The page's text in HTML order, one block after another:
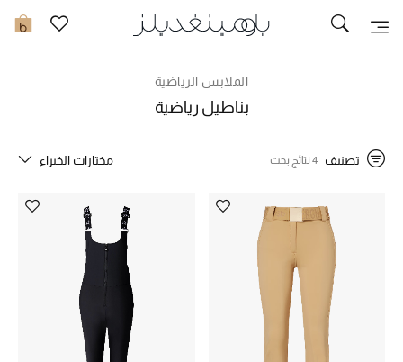
0 تخفيضات
مزيد من التخفيضات
الملابس الرياضية
بناطيل رياضية
تصنيف 4 نتائج بحث مختارات الخبراء